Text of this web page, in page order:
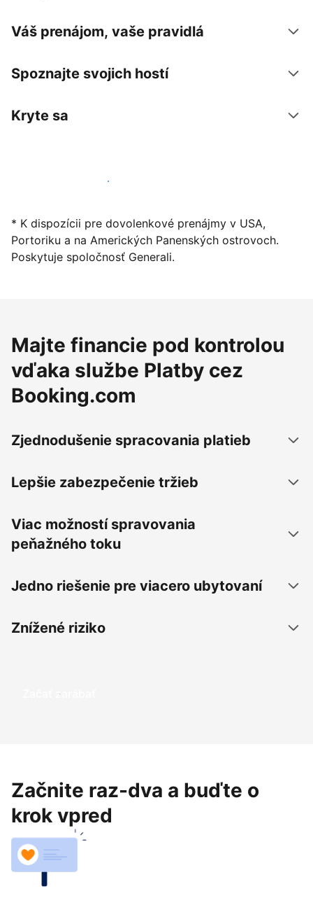
Váš prenájom, vaše pravidlá
Spoznajte svojich hostí
Kryte sa
Začať ponúkať svoje ubytovanie
* K dispozícii pre dovolenkové prenájmy v USA,
Portoriku a na Amerických Panenských ostrovoch.
Poskytuje spoločnosť Generali.
Majte financie pod kontrolou
vďaka službe Platby cez
Booking.com
Zjednodušenie spracovania platieb
Lepšie zabezpečenie tržieb
Viac možností spravovania
peňažného toku
Jedno riešenie pre viacero ubytovaní
Znížené riziko
Začať zarábať
Začnite raz-dva a buďte o
krok vpred